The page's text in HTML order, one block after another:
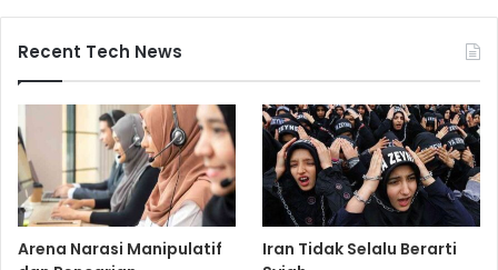
Recent Tech News
Arena Narasi Manipulatif
Iran Tidak Selalu Berarti